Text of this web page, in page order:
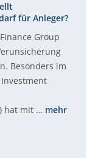
für Anleger?
Group
Besonders im
Investment
hat mit … mehr